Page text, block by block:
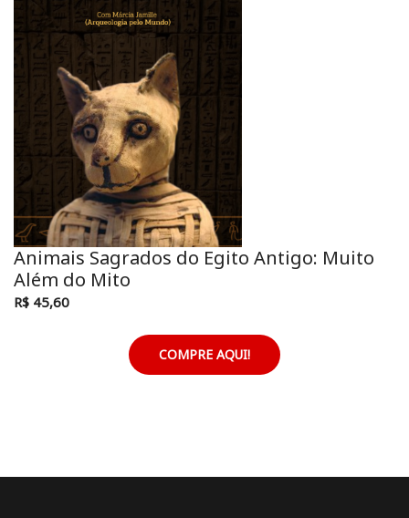
Animais Sagrados do Egito Antigo: Muito
Além do Mito
R$ 45,60
COMPRE AQUI!